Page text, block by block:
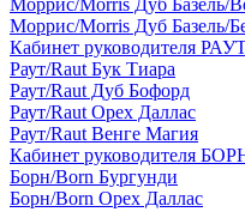
Моррис/Morris Дуб Базель/
Моррис/Morris Дуб Базель/
Кабинет руководителя
Раут/Raut Бук Тиара
Раут/Raut Дуб Бофорд
Раут/Raut Орех Даллас
Раут/Raut Венге Магия
Кабинет руководителя
Борн/Born Бургунди
Борн/Born Орех Даллас